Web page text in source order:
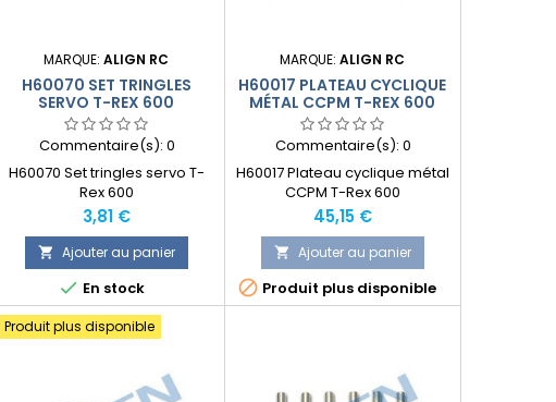
MARQUE:ALIGN RC
H60070 SET TRINGLES
SERVO T-REX 600
Commentaire(s):0
H60070 Set tringles servo T-
Rex 600
Prix
3,81 €
 Ajouter au panier
 En stock
MARQUE:ALIGN RC
H60017 PLATEAU CYCLIQUE
MÉTAL CCPM T-REX 600
Commentaire(s):0
H60017 Plateau cyclique métal
CCPM T-Rex 600
Prix
45,15 €
 Ajouter au panier
 Produit plus disponible
Produit plus disponible